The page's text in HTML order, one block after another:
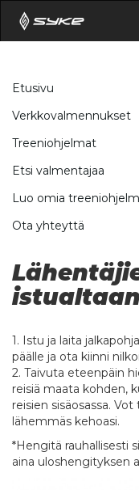
Etusivu
Verkkovalmennukset
Treeniohjelmat
Etsi valmentajaa
Luo omia
Ota yhteyttä
istualtaan
1. Istu ja laita
päälle ja ota kiinni
2. Taivuta eteenpäin
reisiä maata kohden,
reisien sisäosassa.
lähemmäs kehoasi.
*Hengitä rauhallisesti
aina uloshengityksen